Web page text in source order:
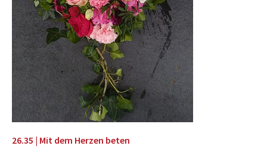
26.35 | Mit dem Herzen beten